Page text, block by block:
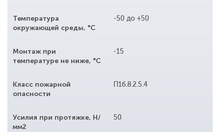
Температура
окружающей среды, °С
-50 до +50
Монтаж при
температуре не ниже, °С
-15
Класс пожарной
опасности
П1б.8.2.5.4
Усилия при протяжке, Н/
мм2
50